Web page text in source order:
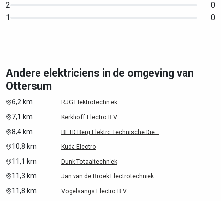
2
0
1
0
Andere elektriciens in de omgeving van
Ottersum
6,2 km RJG Elektrotechniek
7,1 km Kerkhoff Electro B.V.
8,4 km BETD Berg Elektro Technische Die...
10,8 km Kuda Electro
11,1 km Dunk Totaaltechniek
11,3 km Jan van de Broek Electrotechniek
11,8 km Vogelsangs Electro B.V.